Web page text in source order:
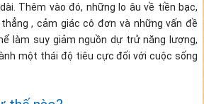
Thêm vào đó, những lo âu về tiền bạc,
, cảm giác cô đơn và những vấn đề
làm suy giảm nguồn dự trử năng lượng,
một thái độ tiêu cực đối với cuộc sống